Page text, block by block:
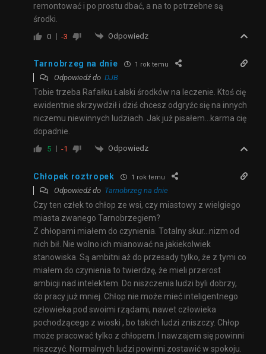
remontować i po prostu dbać, a na to potrzebne są
środki.
0 -3 Odpowiedz
Tarnobrzeg na dnie 1 rok temu
Odpowiedź do DJB
Tobie trzeba Rafałku Łalski środków na leczenie. Ktoś cię
ewidentnie skrzywdził i dziś chcesz odgryźc się na innych
niczemu niewinnych ludziach. Jak już pisałem…karma cię
dopadnie.
5 -1 Odpowiedz
Chłopek roztropek 1 rok temu
Odpowiedź do Tarnobrzeg na dnie
Czy ten człek to chłop ze wsi, czy miastowy z wielgiego
miasta zwanego Tarnobrzegiem?
Z chłopami miałem do czynienia. Totalny skur…nizm od
nich bił. Nie wolno ich mianować na jakiekolwiek
stanowiska. Są ambitni aż do przesady tylko, że z tymi co
miałem do czynienia to twierdzę, że mieli przerost
ambicji nad intelektem. Do niszczenia ludzi byli dobrzy,
do pracy już mniej. Chłop nie może mieć inteligentnego
człowieka pod swoimi rządami, nawet człowieka
pochodzącego z wioski , bo takich ludzi zniszczy. Chłop
może pracować tylko z chłopem. I nawzajem się powinni
niszczyć. Normalnych ludzi powinni zostawić w spokoju.